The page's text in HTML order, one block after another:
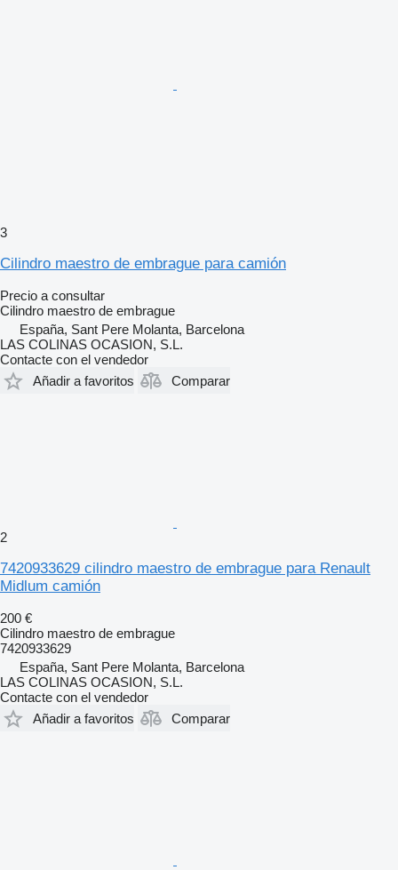
3
Cilindro maestro de embrague para camión
Precio a consultar
Cilindro maestro de embrague
España, Sant Pere Molanta, Barcelona
LAS COLINAS OCASION, S.L.
Contacte con el vendedor
Añadir a favoritos
Comparar
2
7420933629 cilindro maestro de embrague para Renault
Midlum camión
200 €
Cilindro maestro de embrague
7420933629
España, Sant Pere Molanta, Barcelona
LAS COLINAS OCASION, S.L.
Contacte con el vendedor
Añadir a favoritos
Comparar